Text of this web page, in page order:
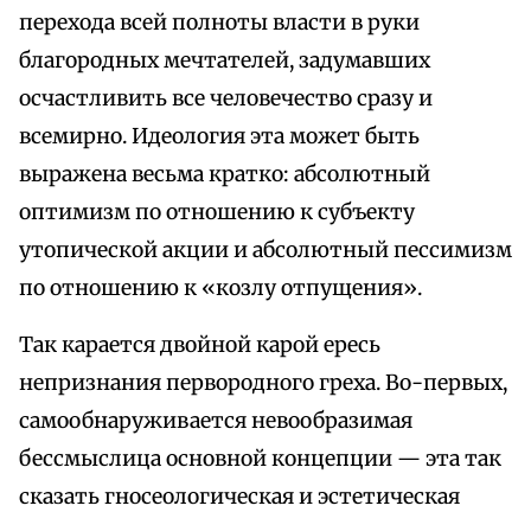
перехода всей полноты власти в руки
благородных мечтателей, задумавших
осчастливить все человечество сразу и
всемирно. Идеология эта может быть
выражена весьма кратко: абсолютный
оптимизм по отношению к субъекту
утопической акции и абсолютный пессимизм
по отношению к «козлу отпущения».
Так карается двойной карой ересь
непризнания первородного греха. Во-первых,
самообнаруживается невообразимая
бессмыслица основной концепции — эта так
сказать гносеологическая и эстетическая